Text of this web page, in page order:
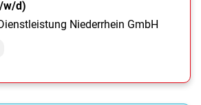
w/d)
Niederrhein GmbH